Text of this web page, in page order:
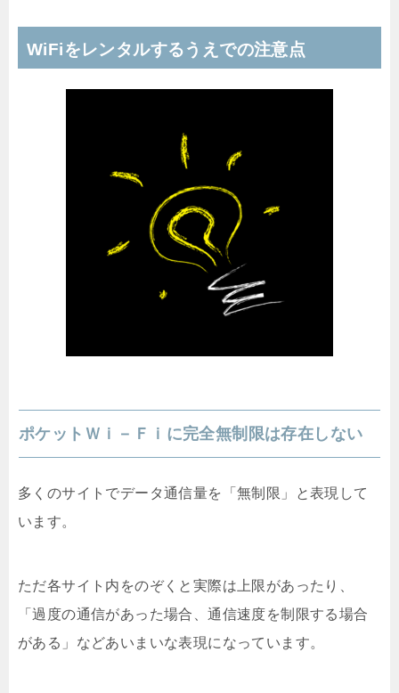
WiFiをレンタルするうえでの注意点
ポケットＷｉ－Ｆｉに完全無制限は存在しない
多くのサイトでデータ通信量を「無制限」と表現して
います。
ただ各サイト内をのぞくと実際は上限があったり、
「過度の通信があった場合、通信速度を制限する場合
がある」などあいまいな表現になっています。